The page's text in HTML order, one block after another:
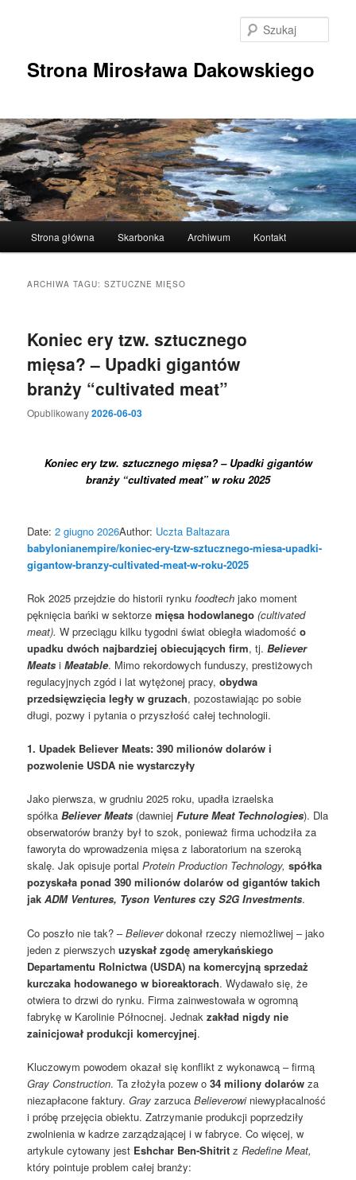
Strona Mirosława Dakowskiego
Strona główna Skarbonka Archiwum Kontakt
ARCHIWA TAGU:SZTUCZNE MIĘSO
Koniec ery tzw. sztucznego
mięsa? – Upadki gigantów
branży “cultivated meat”
Opublikowany2026-06-03
Koniec ery tzw. sztucznego mięsa? – Upadki gigantów
branży “cultivated meat” w roku 2025
Date:2 giugno 2026Author: Uczta Baltazara
babylonianempire/koniec-ery-tzw-sztucznego-miesa-upadki-
gigantow-branzy-cultivated-meat-w-roku-2025
Rok 2025 przejdzie do historii rynkufoodtech jako moment
pęknięcia bańki w sektorzemięsa hodowlanego (cultivated
meat). W przeciągu kilku tygodni świat obiegła wiadomośćo
upadku dwóch najbardziej obiecujących firm, tj.Believer
Meats iMeatable. Mimo rekordowych funduszy, prestiżowych
regulacyjnych zgód i lat wytężonej pracy,obydwa
przedsięwzięcia legły w gruzach, pozostawiając po sobie
długi, pozwy i pytania o przyszłość całej technologii.
1. Upadek Believer Meats: 390 milionów dolarów i
pozwolenie USDA nie wystarczyły
Jako pierwsza, w grudniu 2025 roku, upadła izraelska
spółkaBeliever Meats (dawniejFuture Meat Technologies). Dla
obserwatorów branży był to szok, ponieważ firma uchodziła za
faworyta do wprowadzenia mięsa z laboratorium na szeroką
skalę. Jak opisuje portalProtein Production Technology, spółka
pozyskała ponad 390 milionów dolarów od gigantów takich
jakADM Ventures, Tyson Ventures czyS2G Investments.
Co poszło nie tak? –Believerdokonał rzeczy niemożliwej – jako
jeden z pierwszychuzyskał zgodę amerykańskiego
Departamentu Rolnictwa (USDA) na komercyjną sprzedaż
kurczaka hodowanego w bioreaktorach. Wydawało się, że
otwiera to drzwi do rynku. Firma zainwestowała w ogromną
fabrykę w Karolinie Północnej. Jednakzakład nigdy nie
zainicjował produkcji komercyjnej.
Kluczowym powodem okazał się konflikt z wykonawcą – firmą
Gray Construction. Ta złożyła pozew o34 miliony dolarów za
niezapłacone faktury.Gray zarzucaBelieverowiniewypłacalność
i próbę przejęcia obiektu. Zatrzymanie produkcji poprzedziły
zwolnienia w kadrze zarządzającej i w fabryce. Co więcej, w
artykule cytowany jest Eshchar Ben-Shitrit zRedefine Meat,
który pointuje problem całej branży: